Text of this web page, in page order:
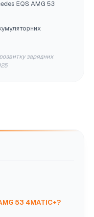
EQS AMG 53
зарядних
53 4MATIC+?